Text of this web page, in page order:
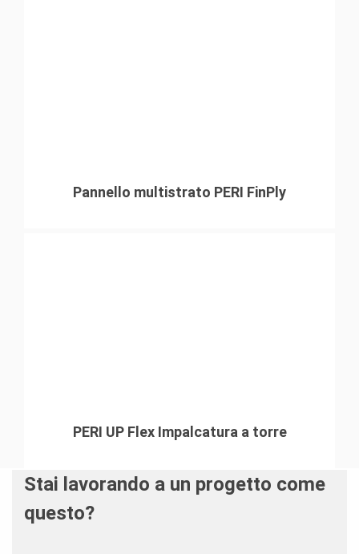
Pannello multistrato PERI FinPly
PERI UP Flex Impalcatura a torre
Stai lavorando a un progetto come
questo?